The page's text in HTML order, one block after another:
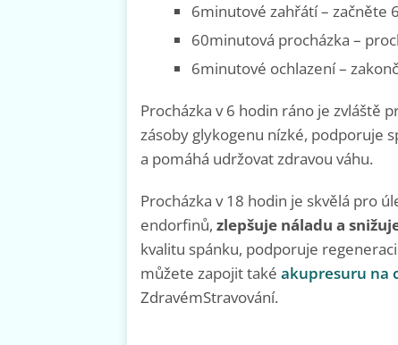
6minutové zahřátí – začněte
60minutová procházka –
6minutové ochlazení –
Procházka v 6 hodin ráno je zvláště
zásoby glykogenu nízké, podporuje
a pomáhá udržovat zdravou váhu.
Procházka v 18 hodin je skvělá pro
endorfinů, zlepšuje náladu a
kvalitu spánku, podporuje
můžete zapojit také akupresuru na
ZdravémStravování.